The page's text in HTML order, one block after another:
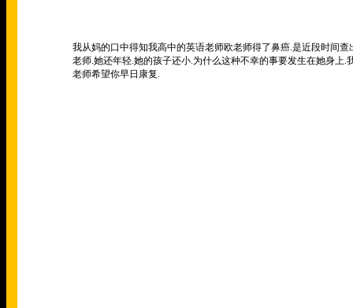
我从妈的口中得知我高中的英语老师欧老师得了鼻癌.是近段时间
老师.她还年轻.她的孩子还小.为什么这种不幸的事要发生在她身上
老师希望你早日康复.